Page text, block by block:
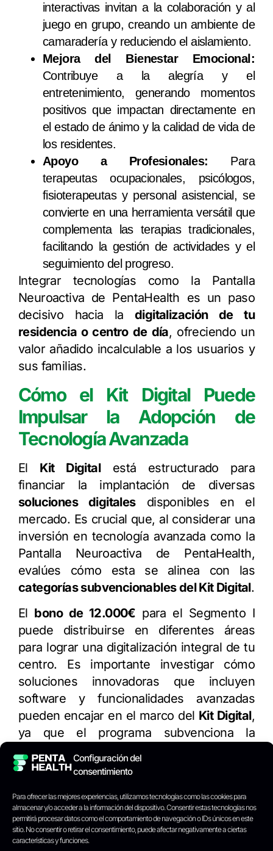
Configuración del
consentimiento
Para ofrecer las mejores experiencias, utilizamos tecnologías como las cookies para
almacenar y/o acceder a la información del dispositivo. Consentir estas tecnologías nos
permitirá procesar datos como el comportamiento de navegación o IDs únicos en este
sitio. No consentir o retirar el consentimiento, puede afectar negativamente a ciertas
características y funciones.
interactivas invitan a la colaboración y al
juego en grupo, creando un ambiente de
camaradería y reduciendo el aislamiento.
Mejora del Bienestar Emocional:
Contribuye a la alegría y el
entretenimiento, generando momentos
positivos que impactan directamente en
el estado de ánimo y la calidad de vida de
los residentes.
Apoyo a Profesionales: Para
terapeutas ocupacionales, psicólogos,
fisioterapeutas y personal asistencial, se
convierte en una herramienta versátil que
complementa las terapias tradicionales,
facilitando la gestión de actividades y el
seguimiento del progreso.
Integrar tecnologías como la Pantalla
Neuroactiva de PentaHealth es un paso
decisivo hacia ladigitalización de tu
residencia o centro de día, ofreciendo un
valor añadido incalculable a los usuarios y
sus familias.
Cómo el Kit Digital Puede
Impulsar la Adopción de
Tecnología Avanzada
El Kit Digitalestá estructurado para
financiar la implantación de diversas
soluciones digitalesdisponibles en el
mercado. Es crucial que, al considerar una
inversión en tecnología avanzada como la
Pantalla Neuroactiva de PentaHealth,
evalúes cómo esta se alinea con las
categorías subvencionables del Kit Digital.
El bono de 12.000€ para el Segmento I
puede distribuirse en diferentes áreas
para lograr una digitalización integral de tu
centro. Es importante investigar cómo
soluciones innovadoras que incluyen
software y funcionalidades avanzadas
pueden encajar en el marco del Kit Digital,
ya que el programa subvenciona la
directamente el hardware aislado.
Pasos clave para la
digitalización de tu centro con
el Kit Digital: